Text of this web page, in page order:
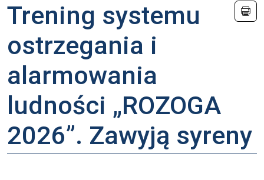
Trening systemu
ostrzegania i
alarmowania
ludności „ROZOGA
2026”. Zawyją syreny